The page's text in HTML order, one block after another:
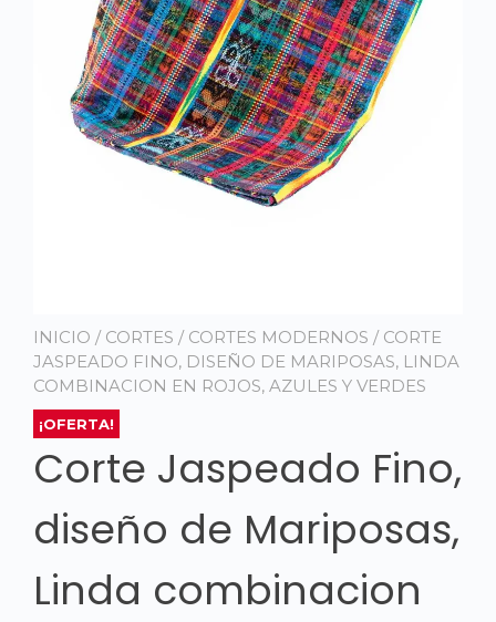
INICIO / CORTES / CORTES MODERNOS / CORTE
JASPEADO FINO, DISEÑO DE MARIPOSAS, LINDA
COMBINACION EN ROJOS, AZULES Y VERDES
¡OFERTA!
Corte Jaspeado Fino,
diseño de Mariposas,
Linda combinacion